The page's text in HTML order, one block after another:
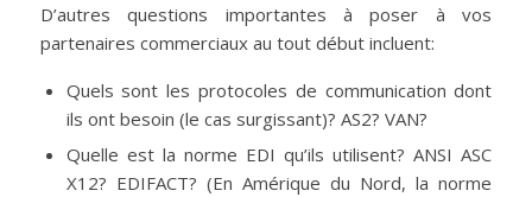
D’autres questions importantes à poser à vos
partenaires commerciaux au tout début incluent:
Quels sont les protocoles de communication dont
ils ont besoin (le cas surgissant)? AS2? VAN?
Quelle est la norme EDI qu’ils utilisent? ANSI ASC
X12? EDIFACT? (En Amérique du Nord, la norme